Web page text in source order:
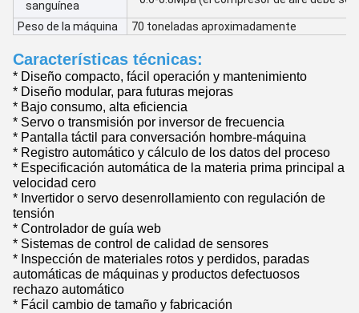
sanguínea
Peso de la máquina 70 toneladas aproximadamente
Características técnicas:
* Diseño compacto, fácil operación y mantenimiento
* Diseño modular, para futuras mejoras
* Bajo consumo, alta eficiencia
* Servo o transmisión por inversor de frecuencia
* Pantalla táctil para conversación hombre-máquina
* Registro automático y cálculo de los datos del proceso
* Especificación automática de la materia prima principal a
velocidad cero
* Invertidor o servo desenrollamiento con regulación de
tensión
* Controlador de guía web
* Sistemas de control de calidad de sensores
* Inspección de materiales rotos y perdidos, paradas
automáticas de máquinas y productos defectuosos
rechazo automático
* Fácil cambio de tamaño y fabricación